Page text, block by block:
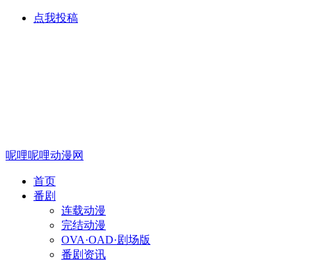
点我投稿
呢哩呢哩动漫网
首页
番剧
连载动漫
完结动漫
OVA·OAD·剧场版
番剧资讯